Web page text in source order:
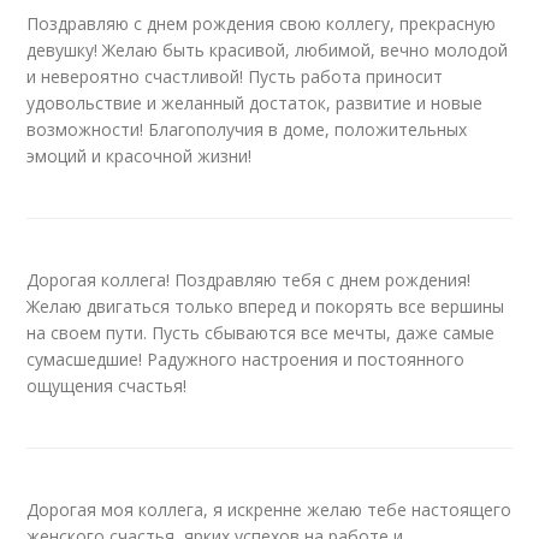
Поздравляю с днем рождения свою коллегу, прекрасную
девушку! Желаю быть красивой, любимой, вечно молодой
и невероятно счастливой! Пусть работа приносит
удовольствие и желанный достаток, развитие и новые
возможности! Благополучия в доме, положительных
эмоций и красочной жизни!
Дорогая коллега! Поздравляю тебя с днем рождения!
Желаю двигаться только вперед и покорять все вершины
на своем пути. Пусть сбываются все мечты, даже самые
сумасшедшие! Радужного настроения и постоянного
ощущения счастья!
Дорогая моя коллега, я искренне желаю тебе настоящего